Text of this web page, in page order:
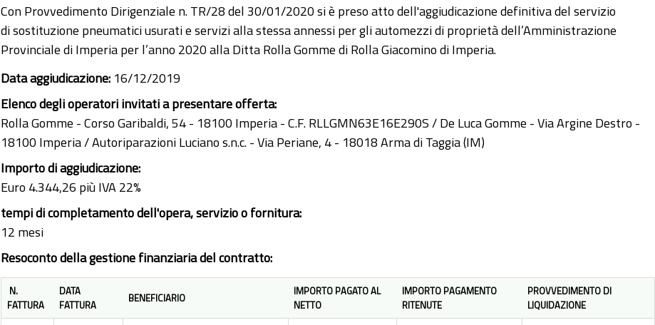
Con Provvedimento Dirigenziale n. TR/28 del 30/01/2020 si è preso atto dell'aggiudicazione definitiva del servizio
di sostituzione pneumatici usurati e servizi alla stessa annessi per gli automezzi di proprietà dell’Amministrazione
Provinciale di Imperia per l’anno 2020 alla Ditta Rolla Gomme di Rolla Giacomino di Imperia.
Data aggiudicazione: 16/12/2019
Elenco degli operatori invitati a presentare offerta:
Rolla Gomme - Corso Garibaldi, 54 - 18100 Imperia - C.F. RLLGMN63E16E290S / De Luca Gomme - Via Argine Destro -
18100 Imperia / Autoriparazioni Luciano s.n.c. - Via Periane, 4 - 18018 Arma di Taggia (IM)
Importo di aggiudicazione:
Euro 4.344,26 più IVA 22%
tempi di completamento dell'opera, servizio o fornitura:
12 mesi
Resoconto della gestione finanziaria del contratto:
N.
FATTURA
DATA
FATTURA
BENEFICIARIO
IMPORTO PAGATO AL
NETTO
IMPORTO PAGAMENTO
RITENUTE
PROVVEDIMENTO DI
LIQUIDAZIONE